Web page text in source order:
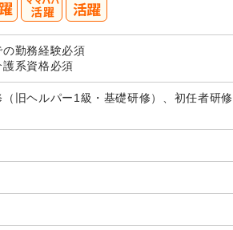
勤務経験必須
系資格必須
旧ヘルパー1級・基礎研修）、初任者研修